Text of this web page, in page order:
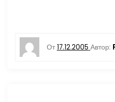
От 17.12.2005 Автор: